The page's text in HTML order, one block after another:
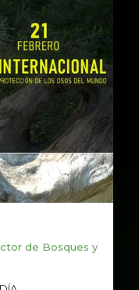
de Bosques y